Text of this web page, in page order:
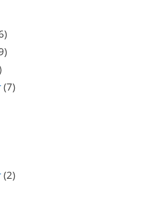
(7)
(2)